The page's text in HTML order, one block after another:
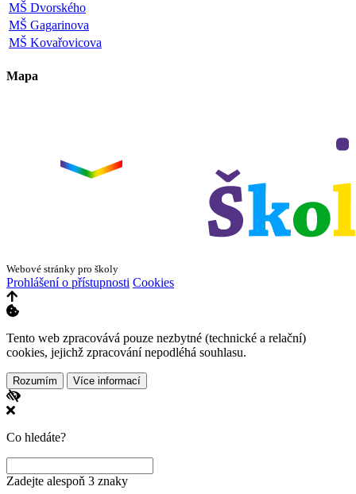
MŠ Dvorského
MŠ Gagarinova
MŠ Kovařovicova
Mapa
Webové stránky pro školy
Prohlášení o přístupnosti Cookies
Tento web zpracovává pouze nezbytné (technické a relační)
cookies, jejichž zpracování nepodléhá souhlasu.
Rozumím Více informací
Co hledáte?
Zadejte alespoň 3 znaky